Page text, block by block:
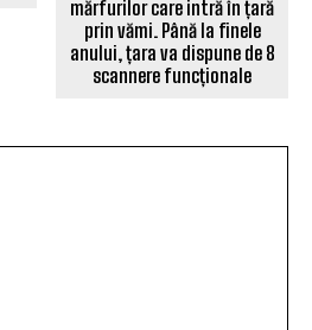
mărfurilor care intră în țară
prin vămi. Până la finele
anului, țara va dispune de 8
scannere funcționale